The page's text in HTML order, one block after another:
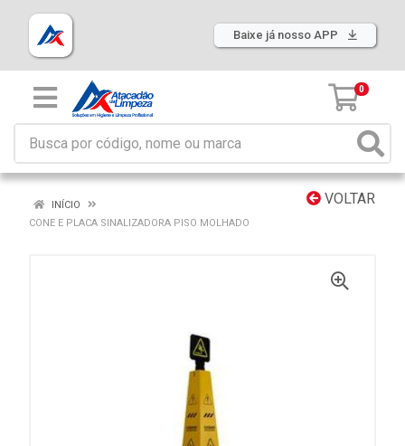
Baixe já nosso APP
0
VOLTAR
INÍCIO
CONE E PLACA SINALIZADORA PISO MOLHADO